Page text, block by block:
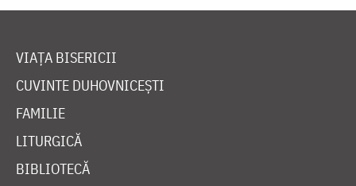
VIAȚA BISERICII
CUVINTE DUHOVNICEȘTI
FAMILIE
LITURGICĂ
BIBLIOTECĂ